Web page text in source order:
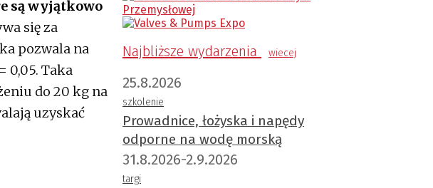
są wyjątkowo
się za
pozwala na
0,05. Taka
do 20 kg na
uzyskać
Najbliższe wydarzenia wiecej
25.8.2026
szkolenie
Prowadnice, łożyska i napędy
odporne na wodę morską
31.8.2026-2.9.2026
targi